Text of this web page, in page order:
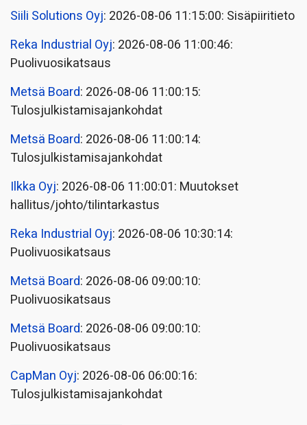
Siili Solutions Oyj: 2026-08-06 11:15:00: Sisäpiiritieto
Reka Industrial Oyj: 2026-08-06 11:00:46:
Puolivuosikatsaus
Metsä Board: 2026-08-06 11:00:15:
Tulosjulkistamisajankohdat
Metsä Board: 2026-08-06 11:00:14:
Tulosjulkistamisajankohdat
Ilkka Oyj: 2026-08-06 11:00:01: Muutokset
hallitus/johto/tilintarkastus
Reka Industrial Oyj: 2026-08-06 10:30:14:
Puolivuosikatsaus
Metsä Board: 2026-08-06 09:00:10:
Puolivuosikatsaus
Metsä Board: 2026-08-06 09:00:10:
Puolivuosikatsaus
CapMan Oyj: 2026-08-06 06:00:16:
Tulosjulkistamisajankohdat